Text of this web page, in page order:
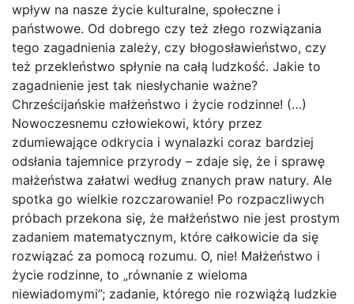
wpływ na nasze życie kulturalne, społeczne i
państwowe. Od dobrego czy też złego rozwiązania
tego zagadnienia zależy, czy błogosławieństwo, czy
też przekleństwo spłynie na całą ludzkość. Jakie to
zagadnienie jest tak niesłychanie ważne?
Chrześcijańskie małżeństwo i życie rodzinne! (…)
Nowoczesnemu człowiekowi, który przez
zdumiewające odkrycia i wynalazki coraz bardziej
odsłania tajemnice przyrody – zdaje się, że i sprawę
małżeństwa załatwi według znanych praw natury. Ale
spotka go wielkie rozczarowanie! Po rozpaczliwych
próbach przekona się, że małżeństwo nie jest prostym
zadaniem matematycznym, które całkowicie da się
rozwiązać za pomocą rozumu. O, nie! Małżeństwo i
życie rodzinne, to „równanie z wieloma
niewiadomymi”; zadanie, którego nie rozwiążą ludzkie